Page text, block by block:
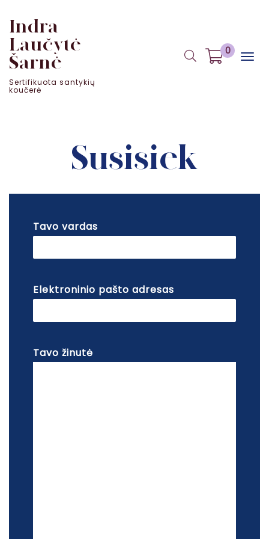
Indra
Laučytė -
Šarnė
Sertifikuota santykių
koučerė
0
Susisiek
Tavo vardas
Elektroninio pašto adresas
Tavo žinutė